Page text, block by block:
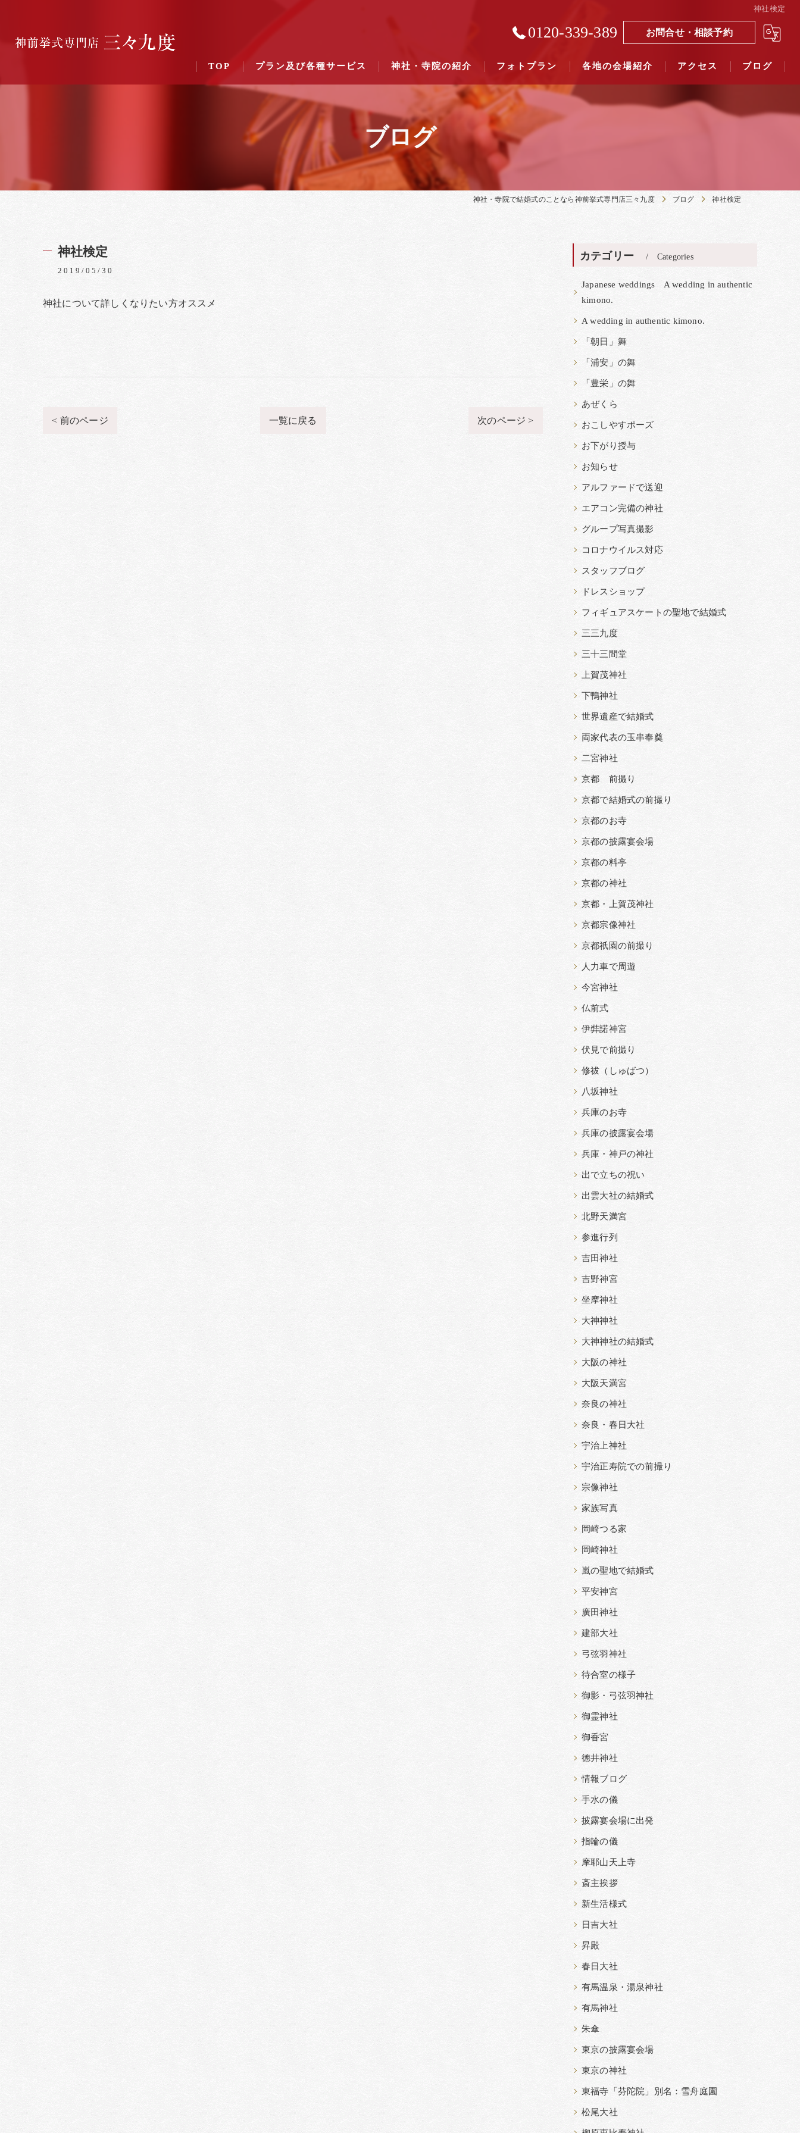
神社検定
0120-339-389 お問合せ・相談予約
TOP プラン及び各種サービス 神社・寺院の紹介
結婚式のできる東京都下の神社一覧（４０社寺）｜三々九度東京
結婚式のできる関東六県の神社一覧（７５社）県別表示｜三々九度東京
フォトプラン 各地の会場紹介 アクセス ブログ
ブログ
神社・寺院で結婚式のことなら神前挙式専門店三々九度 ブログ 神社検定
神社検定
2019/05/30
神社について詳しくなりたい方オススメ
< 前のページ 一覧に戻る 次のページ >
カテゴリー Categories
Japanese weddings A wedding in authentic
kimono.
A wedding in authentic kimono.
「朝日」舞
「浦安」の舞
「豊栄」の舞
あぜくら
おこしやすポーズ
お下がり授与
お知らせ
アルファードで送迎
エアコン完備の神社
グループ写真撮影
コロナウイルス対応
スタッフブログ
ドレスショップ
フィギュアスケートの聖地で結婚式
三三九度
三十三間堂
上賀茂神社
下鴨神社
世界遺産で結婚式
両家代表の玉串奉奠
二宮神社
京都 前撮り
京都で結婚式の前撮り
京都のお寺
京都の披露宴会場
京都の料亭
京都の神社
京都・上賀茂神社
京都宗像神社
京都祇園の前撮り
人力車で周遊
今宮神社
仏前式
伊弉諾神宮
伏見で前撮り
修祓（しゅばつ）
八坂神社
兵庫のお寺
兵庫の披露宴会場
兵庫・神戸の神社
出で立ちの祝い
出雲大社の結婚式
北野天満宮
参進行列
吉田神社
吉野神宮
坐摩神社
大神神社
大神神社の結婚式
大阪の神社
大阪天満宮
奈良の神社
奈良・春日大社
宇治上神社
宇治正寿院での前撮り
宗像神社
家族写真
岡崎つる家
岡崎神社
嵐の聖地で結婚式
平安神宮
廣田神社
建部大社
弓弦羽神社
待合室の様子
御影・弓弦羽神社
御霊神社
御香宮
徳井神社
情報ブログ
手水の儀
披露宴会場に出発
指輪の儀
摩耶山天上寺
斎主挨拶
新生活様式
日吉大社
昇殿
春日大社
有馬温泉・湯泉神社
有馬神社
朱傘
東京の披露宴会場
東京の神社
東福寺「芬陀院」別名：雪舟庭園
松尾大社